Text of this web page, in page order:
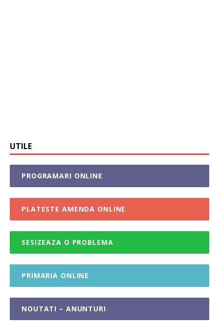
UTILE
PROGRAMARI ONLINE
PLATESTE AMENDA ONLINE
SESIZEAZA O PROBLEMA
PRIMARIA ONLINE
NOUTATI – ANUNTURI